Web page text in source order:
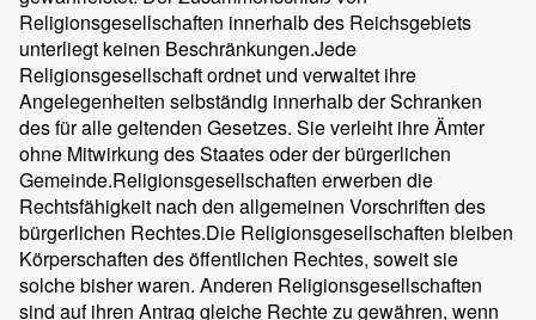
Religionsgesellschaften innerhalb des Reichsgebiets
unterliegt keinen Beschränkungen.Jede
Religionsgesellschaft ordnet und verwaltet ihre
Angelegenheiten selbständig innerhalb der Schranken
des für alle geltenden Gesetzes. Sie verleiht ihre Ämter
ohne Mitwirkung des Staates oder der bürgerlichen
Gemeinde.Religionsgesellschaften erwerben die
Rechtsfähigkeit nach den allgemeinen Vorschriften des
bürgerlichen Rechtes.Die Religionsgesellschaften bleiben
Körperschaften des öffentlichen Rechtes, soweit sie
solche bisher waren. Anderen Religionsgesellschaften
sind auf ihren Antrag gleiche Rechte zu gewähren, wenn